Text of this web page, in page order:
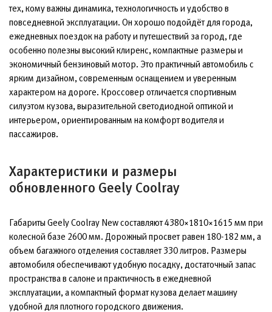
тех, кому важны динамика, технологичность и удобство в
повседневной эксплуатации. Он хорошо подойдёт для города,
ежедневных поездок на работу и путешествий за город, где
особенно полезны высокий клиренс, компактные размеры и
экономичный бензиновый мотор. Это практичный автомобиль с
ярким дизайном, современным оснащением и уверенным
характером на дороге. Кроссовер отличается спортивным
силуэтом кузова, выразительной светодиодной оптикой и
интерьером, ориентированным на комфорт водителя и
пассажиров.
Характеристики и размеры
обновленного Geely Coolray
Габариты Geely Coolray New составляют 4380×1810×1615 мм при
колесной базе 2600 мм. Дорожный просвет равен 180-182 мм, а
объем багажного отделения составляет 330 литров. Размеры
автомобиля обеспечивают удобную посадку, достаточный запас
пространства в салоне и практичность в ежедневной
эксплуатации, а компактный формат кузова делает машину
удобной для плотного городского движения.